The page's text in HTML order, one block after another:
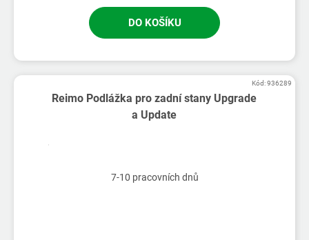
DO KOŠÍKU
Reimo Podlážka pro zadní stany Upgrade
a Update
7-10 pracovních dnů
Kód:936289